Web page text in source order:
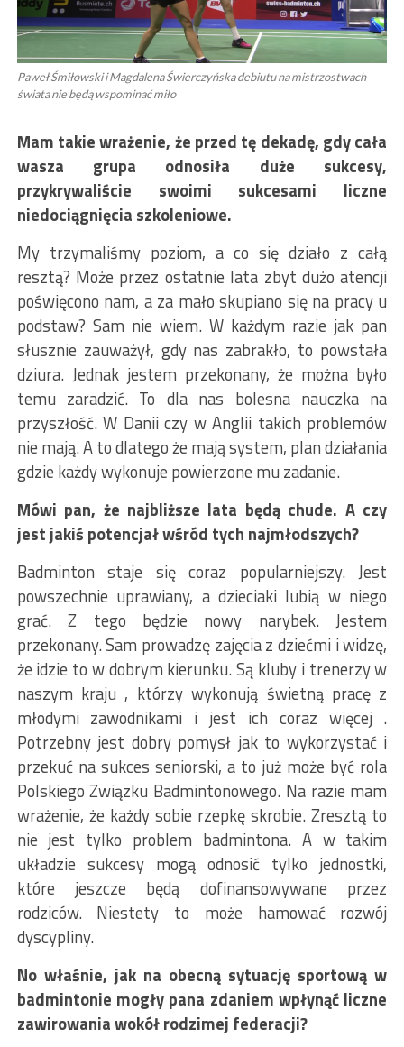
Paweł Śmiłowski i Magdalena Świerczyńska debiutu na mistrzostwach
świata nie będą wspominać miło
Mam takie wrażenie, że przed tę dekadę, gdy cała
wasza grupa odnosiła duże sukcesy,
przykrywaliście swoimi sukcesami liczne
niedociągnięcia szkoleniowe.
My trzymaliśmy poziom, a co się działo z całą
resztą? Może przez ostatnie lata zbyt dużo atencji
poświęcono nam, a za mało skupiano się na pracy u
podstaw? Sam nie wiem. W każdym razie jak pan
słusznie zauważył, gdy nas zabrakło, to powstała
dziura. Jednak jestem przekonany, że można było
temu zaradzić. To dla nas bolesna nauczka na
przyszłość. W Danii czy w Anglii takich problemów
nie mają. A to dlatego że mają system, plan działania
gdzie każdy wykonuje powierzone mu zadanie.
Mówi pan, że najbliższe lata będą chude. A czy
jest jakiś potencjał wśród tych najmłodszych?
Badminton staje się coraz popularniejszy. Jest
powszechnie uprawiany, a dzieciaki lubią w niego
grać. Z tego będzie nowy narybek. Jestem
przekonany. Sam prowadzę zajęcia z dziećmi i widzę,
że idzie to w dobrym kierunku. Są kluby i trenerzy w
naszym kraju , którzy wykonują świetną pracę z
młodymi zawodnikami i jest ich coraz więcej .
Potrzebny jest dobry pomysł jak to wykorzystać i
przekuć na sukces seniorski, a to już może być rola
Polskiego Związku Badmintonowego. Na razie mam
wrażenie, że każdy sobie rzepkę skrobie. Zresztą to
nie jest tylko problem badmintona. A w takim
układzie sukcesy mogą odnosić tylko jednostki,
które jeszcze będą dofinansowywane przez
rodziców. Niestety to może hamować rozwój
dyscypliny.
No właśnie, jak na obecną sytuację sportową w
badmintonie mogły pana zdaniem wpłynąć liczne
zawirowania wokół rodzimej federacji?